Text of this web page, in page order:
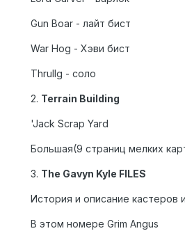
Gun Boar - лайт бист
War Hog - Хэви бист
Thrullg - соло
2. Terrain Building
'Jack Scrap Yard
Большая(9 страниц мелких
3. The Gavyn Kyle FILES
История и описание кастеров
В этом номере Grim Angus